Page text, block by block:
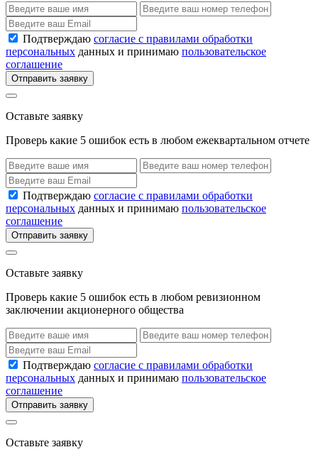
Подтверждаю согласие с правилами обработки
персональных данных и принимаю пользовательское
соглашение
Отправить заявку
Оставьте заявку
Проверь какие 5 ошибок есть в любом ежеквартальном отчете
Подтверждаю согласие с правилами обработки
персональных данных и принимаю пользовательское
соглашение
Отправить заявку
Оставьте заявку
Проверь какие 5 ошибок есть в любом ревизионном
заключении акционерного общества
Подтверждаю согласие с правилами обработки
персональных данных и принимаю пользовательское
соглашение
Отправить заявку
Оставьте заявку